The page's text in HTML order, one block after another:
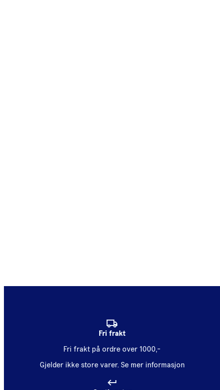
Fri frakt
Fri frakt på ordre over 1000,-
Gjelder ikke store varer. Se mer informasjon